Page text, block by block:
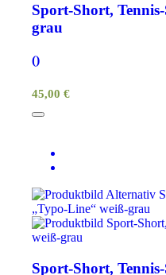
Sport-Short,
grau
()
45,00 €
Sport-Short,